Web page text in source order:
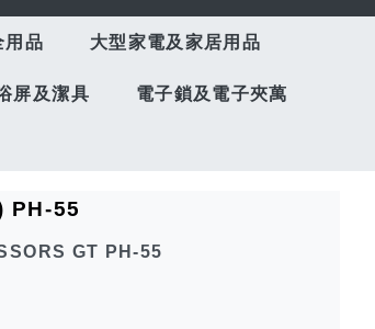
用品 大型家電及家居用品
屏及潔具 電子鎖及電子夾萬
PH-55
GT PH-55